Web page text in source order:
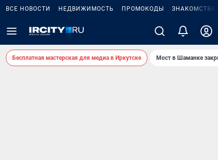
ВСЕ НОВОСТИ НЕДВИЖИМОСТЬ ПРОМОКОДЫ ЗНАКОМСТВА
Бесплатная мастерская для медиа в Иркутске Мост в Шаманке